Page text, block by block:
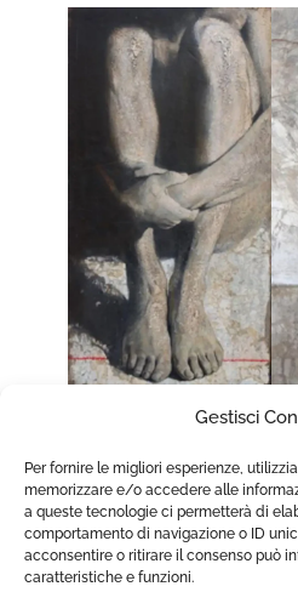
Gestisci
Per fornire le migliori esperienze,
memorizzare e/o accedere alle
a queste tecnologie ci permetterà di
comportamento di navigazione o ID
acconsentire o ritirare il consenso può
caratteristiche e funzioni.